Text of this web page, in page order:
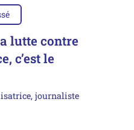
lutte contre
c’est le
journaliste